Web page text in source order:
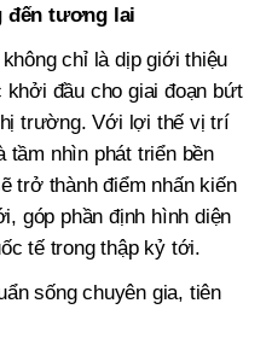
đến tương lai
chỉ là dịp giới thiệu
đầu cho giai đoạn bứt
trường. Với lợi thế vị trí
nhìn phát triển bền
trở thành điểm nhấn kiến
góp phần định hình diện
tế trong thập kỷ tới.
sống chuyên gia, tiên